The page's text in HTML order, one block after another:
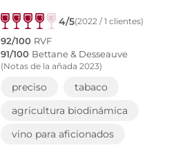
4/5(2022 / 1 clientes)
92/100 RVF
91/100 Bettane & Desseauve
(Notas de la añada 2023)
preciso
tabaco
agricultura biodinámica
vino para aficionados